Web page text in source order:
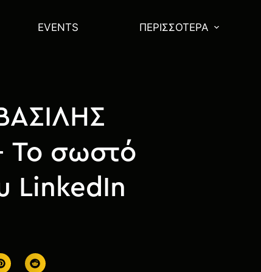
EVENTS ΠΕΡΙΣΣΌΤΕΡΑ
Το σωστό
LinkedIn